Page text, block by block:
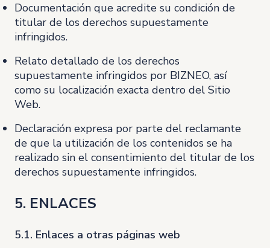
Documentación que acredite su condición de
titular de los derechos supuestamente
infringidos.
Relato detallado de los derechos
supuestamente infringidos por BIZNEO, así
como su localización exacta dentro del Sitio
Web.
Declaración expresa por parte del reclamante
de que la utilización de los contenidos se ha
realizado sin el consentimiento del titular de los
derechos supuestamente infringidos.
5. ENLACES
5.1. Enlaces a otras páginas web